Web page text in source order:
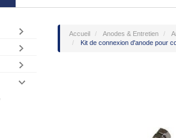
Accueil Anodes & Entretien
Kit de connexion d'anode pour